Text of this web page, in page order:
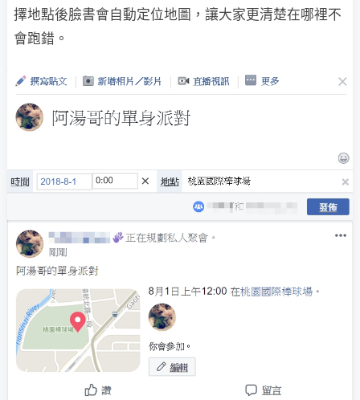
擇地點後臉書會自動定位地圖，讓大家更清楚在哪裡不
會跑錯。